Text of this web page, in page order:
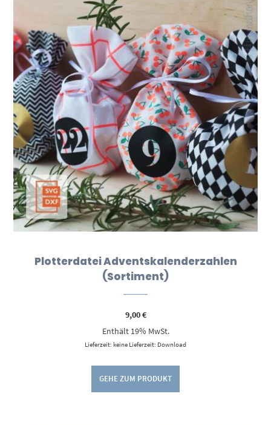
Plotterdatei Adventskalenderzahlen
(Sortiment)
9,00€
Enthält 19% MwSt.
Lieferzeit: keine Lieferzeit: Download
GEHE ZUM PRODUKT